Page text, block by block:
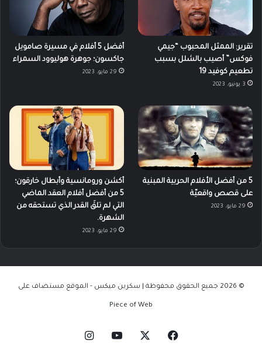
تقرير: الممثل المحبوب “جيمي
فوكس” أصيب بالشلل بسبب
تطعيم كوفيد 19
3 يونيو، 2023
أفضل 5 أفلام في مسيرة صامويل
جاكسون؛ جوهرة هوليوود السمراء
29 مايو، 2023
5 من أفضل الأفلام الحربية المبنية
على قصص واقعيّة
29 مايو، 2023
أكشن ورومانسية وأبطال خارقون؛
5 من أفضل أفلام العقد الماضي
التي لم تلقَ القدر الذي تستحقه من
الشهرة.
29 مايو، 2023
© 2026 جميع الحقوق محفوظة | سكرين ميكس - الموقع مستضاف على
Piece of Web
فيسبوك ‫YouTube